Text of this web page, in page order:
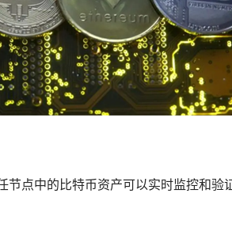
点中的比特币资产可以实时监控和